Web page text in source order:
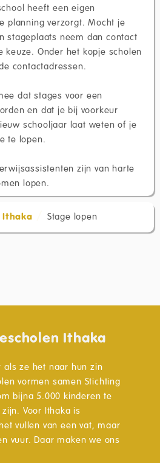
heeft een eigen
planning verzorgt. Mocht je
stageplaats neem dan contact
keuze. Onder het kopje scholen
contactadressen.
dat stages voor een
en dat je bij voorkeur
schooljaar laat weten of je
te lopen.
zijn van harte
lopen.
Ithaka Stage lopen
Ithaka
ze het naar hun zin
vormen samen Stichting
bijna 5.000 kinderen te
Voor Ithaka is
vullen van een vat, maar
vuur. Daar maken we ons